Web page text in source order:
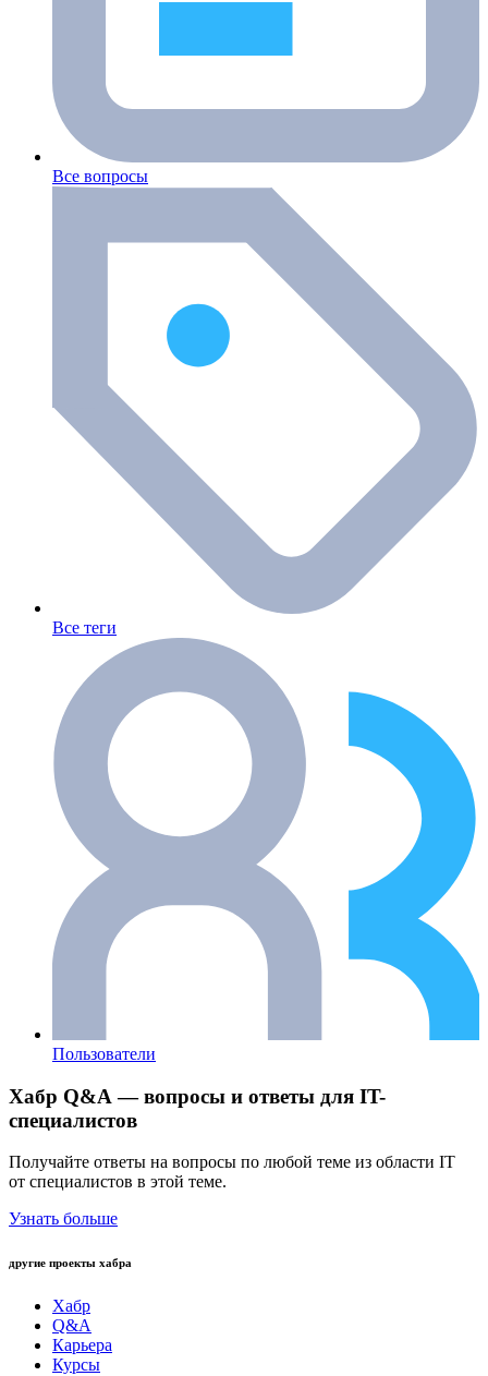
Все вопросы
Все теги
Пользователи
Хабр Q&A — вопросы и ответы для IT-
специалистов
Получайте ответы на вопросы по любой теме из области IT
от специалистов в этой теме.
Узнать больше
другие проекты хабра
Хабр
Q&A
Карьера
Курсы